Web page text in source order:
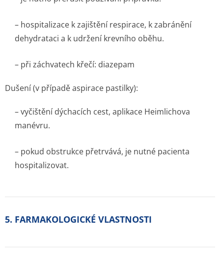
– hospitalizace k zajištění respirace, k zabránění
dehydrataci a k udržení krevního oběhu.
– při záchvatech křečí: diazepam
Dušení (v případě aspirace pastilky):
– vyčištění dýchacích cest, aplikace Heimlichova
manévru.
– pokud obstrukce přetrvává, je nutné pacienta
hospitalizovat.
5. FARMAKOLOGICKÉ VLASTNOSTI